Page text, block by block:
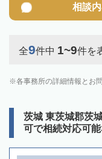
相談
全9件中 1~9件を
各事務所の詳細情報とお
茨城 東茨城郡茨
可で相続対応可